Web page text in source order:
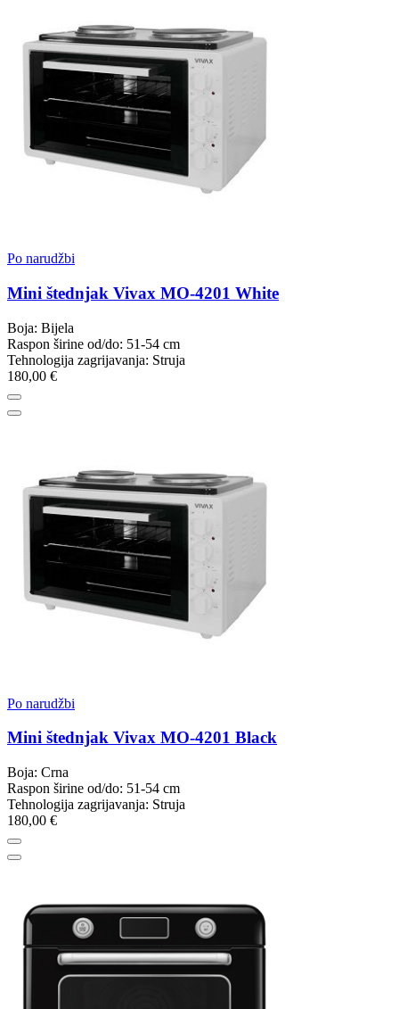
Po narudžbi
Mini štednjak Vivax MO-4201 White
Boja: Bijela
Raspon širine od/do: 51-54 cm
Tehnologija zagrijavanja: Struja
180,00 €
Po narudžbi
Mini štednjak Vivax MO-4201 Black
Boja: Crna
Raspon širine od/do: 51-54 cm
Tehnologija zagrijavanja: Struja
180,00 €